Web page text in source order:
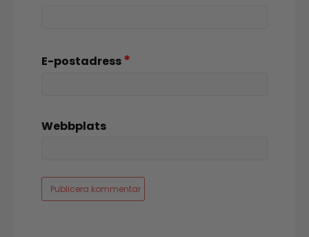
E-postadress*
Webbplats